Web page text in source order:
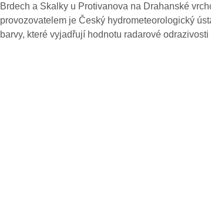
Brdech a Skalky u Protivanova na Drahanské
provozovatelem je Český hydrometeorologický
barvy, které vyjadřují hodnotu radarové